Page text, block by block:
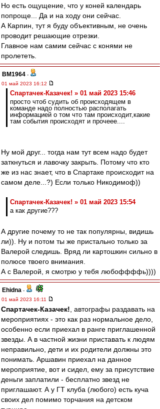
Но есть ощущение, что у коней календарь
попроще... Да и на ходу они сейчас.
А Карпин, тут я буду объективным, не очень
проводит решающие отрезки.
Главное нам самим сейчас с конями не
пролететь.
BM1964 -
01 май 2023 16:12
Спартачек-Казачек! » 01 май 2023 15:46
просто чтоб судить об происходящем в
команде надо полностью располагать
информацией о том что там происходит,какие
там события происходят и прочеее....
Ну мой друг... тогда нам тут всем надо будет
заткнуться и лавочку закрыть. Потому что кто
же из нас знает, что в Спартаке происходит на
самом деле...?) Если только Никодимоф))
Спартачек-Казачек! » 01 май 2023 15:54
а как другие???
А другие почему то не так популярны, видишь
ли)). Ну и потом ты же пристально только за
Валерой следишь. Вряд ли картошкин сильно в
полюсе твоего внимания.
А с Валерой, я смотрю у тебя любоффффь))))
Ehidna -
01 май 2023 16:11
Спартачек-Казачек! , автографы раздавать на
мероприятиях - это как раз нормальное дело,
особенно если приехал в ранге приглашенной
звезды. А в частной жизни приставать к людям
неправильно, дети и их родители должны это
понимать. Аршавин приехал на данное
мероприятие, вот и сидел, ему за присутствие
деньги заплатили - бесплатно звезд не
приглашают. А у ГТ клуба (любого) есть куча
своих дел помимо торчания на детском